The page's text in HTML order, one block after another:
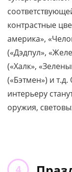
контрастные
америка»,
(«Дэдпул»,
(«Халк»,
(«Бэтмен») и
интерьеру
оружия,